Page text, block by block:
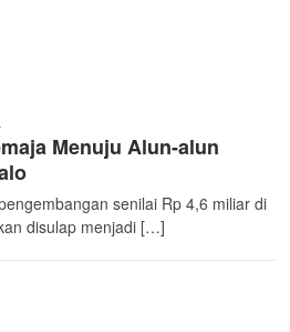
Menuju Alun-alun
senilai Rp 4,6 miliar di
disulap menjadi […]